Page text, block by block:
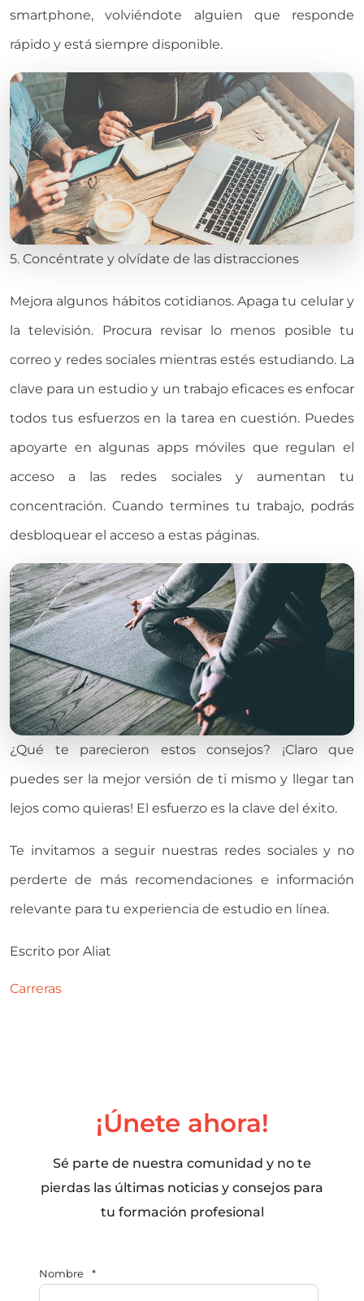
smartphone, volviéndote alguien que responde
rápido y está siempre disponible.
5. Concéntrate y olvídate de las distracciones
Mejora algunos hábitos cotidianos. Apaga tu celular y
la televisión. Procura revisar lo menos posible tu
correo y redes sociales mientras estés estudiando. La
clave para un estudio y un trabajo eficaces es enfocar
todos tus esfuerzos en la tarea en cuestión. Puedes
apoyarte en algunas apps móviles que regulan el
acceso a las redes sociales y aumentan tu
concentración. Cuando termines tu trabajo, podrás
desbloquear el acceso a estas páginas.
¿Qué te parecieron estos consejos? ¡Claro que
puedes ser la mejor versión de ti mismo y llegar tan
lejos como quieras! El esfuerzo es la clave del éxito.
Te invitamos a seguir nuestras redes sociales y no
perderte de más recomendaciones e información
relevante para tu experiencia de estudio en línea.
Escrito por Aliat
Carreras
¡Únete ahora!
Sé parte de nuestra comunidad y no te
pierdas las últimas noticias y consejos para
tu formación profesional
Nombre *